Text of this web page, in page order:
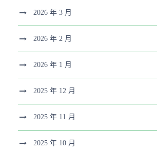
2026 年 3 月
2026 年 2 月
2026 年 1 月
2025 年 12 月
2025 年 11 月
2025 年 10 月